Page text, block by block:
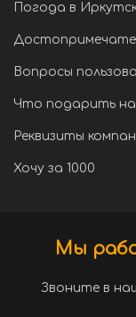
Погода в
Вопросы
Что подарить
Реквизиты
Хочу за 1000
Мы
Звоните в